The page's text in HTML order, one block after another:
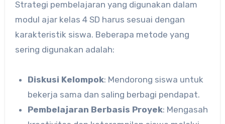
Strategi pembelajaran yang digunakan dalam
modul ajar kelas 4 SD harus sesuai dengan
karakteristik siswa. Beberapa metode yang
sering digunakan adalah:
Diskusi Kelompok: Mendorong siswa untuk
bekerja sama dan saling berbagi pendapat.
Pembelajaran Berbasis Proyek: Mengasah